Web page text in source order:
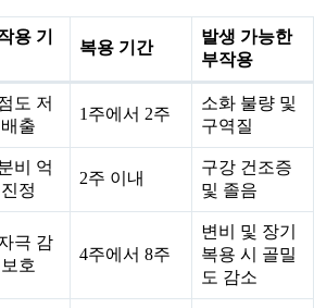
용 기
복용 기간
발생 가능한
부작용
도 저
출
1주에서 2주
소화 불량 및
구역질
비 억
정
2주 이내
구강 건조증
및 졸음
극 감
호
4주에서 8주
변비 및 장기
복용 시 골밀
도 감소